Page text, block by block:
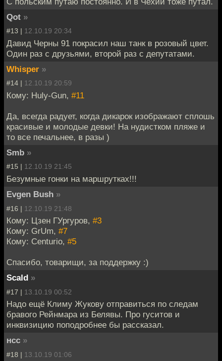
Qot »
#13 | 12.10.19 20:34
Давид Черны 91 покрасил наш танк в розовый цвет.
Один раз с друзьями, второй раз с депутатами.
Whisper »
#14 | 12.10.19 20:59
Кому: Huly-Gun, #11
Да, всегда радует, когда дикарок изображают сплошь
красивые и молодые девки! На нудистком пляже и
то все печальнее, в разы )
Smb »
#15 | 12.10.19 21:45
Безумные гонки на маршрутках!!!
Evgen Bush »
#16 | 12.10.19 21:48
Кому: Цзен ГУргуров, #3
Кому: GrUm, #7
Кому: Centurio, #5
Спасибо, товарищи, за поддержку :)
Scald »
#17 | 13.10.19 00:52
Надо ещё Климу Жукову отправиться по следам
бравого Рейнмара из Белявы. Про гуситов и
инквизицию поподробнее бы рассказал.
нсс »
#18 | 13.10.19 01:06